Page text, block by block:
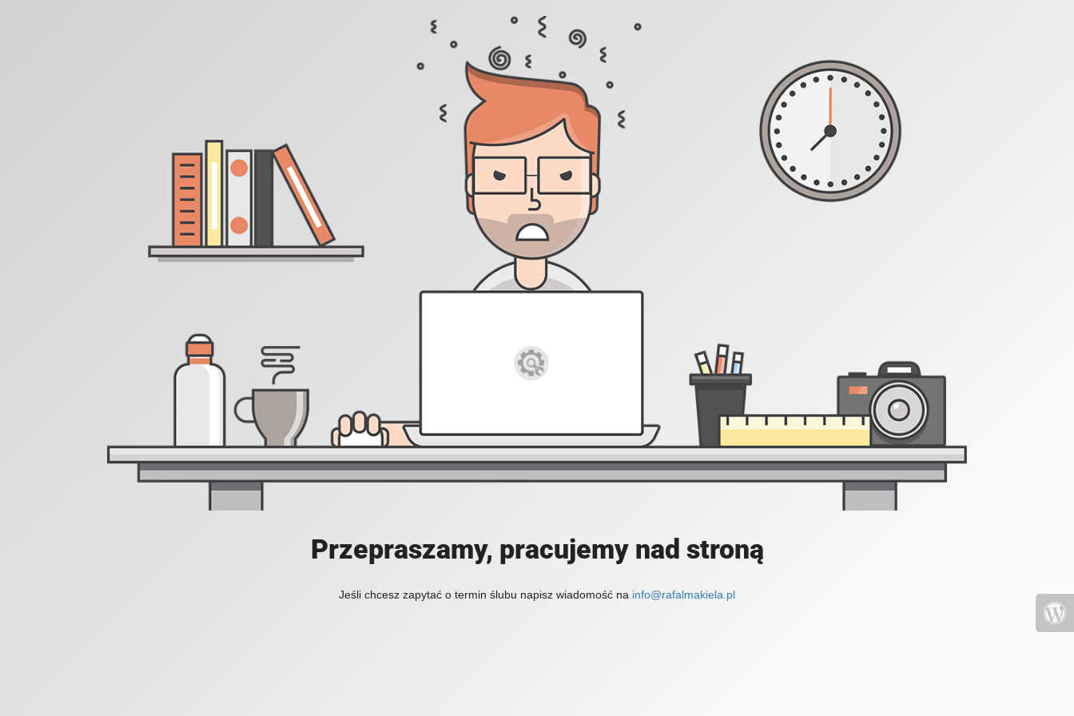
Przepraszamy, pracujemy nad stroną
Jeśli chcesz zapytać o termin ślubu napisz wiadomość na info@rafalmakiela.pl